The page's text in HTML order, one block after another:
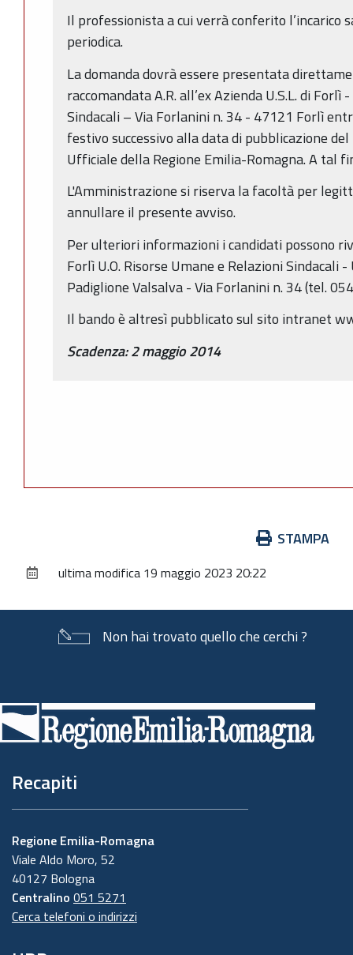
Il professionista a cui verrà conferito l’incarico
periodica.
La domanda dovrà essere presentata
raccomandata A.R. all’ex Azienda U.S.L. di Forlì
Sindacali – Via Forlanini n. 34 - 47121 Forlì
festivo successivo alla data di pubblicazione
Ufficiale della Regione Emilia-Romagna. A tal
L'Amministrazione si riserva la facoltà per
annullare il presente avviso.
Per ulteriori informazioni i candidati possono
Forlì U.O. Risorse Umane e Relazioni Sindacali
Padiglione Valsalva - Via Forlanini n. 34 (tel.
Il bando è altresì pubblicato sul sito intranet
Scadenza: 2 maggio 2014
documento
STAMPA
ultima modifica 19 maggio 2023 20:22
Non hai trovato quello che cerchi ?
di
pagina
Recapiti
Regione Emilia-Romagna
Viale Aldo Moro, 52
40127 Bologna
Centralino 051 5271
Cerca telefoni o indirizzi